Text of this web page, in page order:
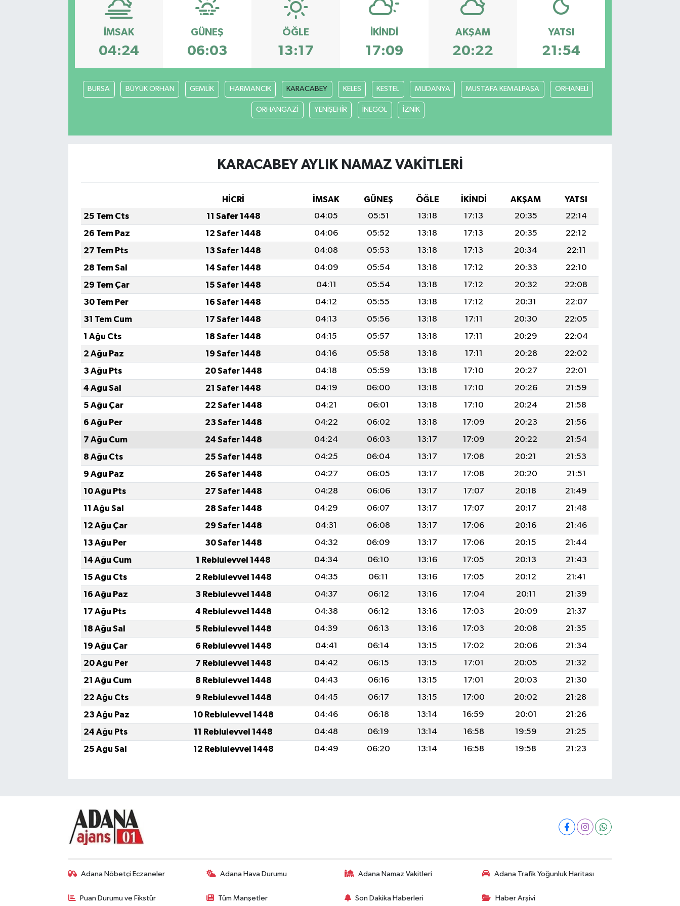
İMSAK
04:24
GÜNEŞ
06:03
ÖĞLE
13:17
İKINDI
17:09
AKŞAM
20:22
YATSI
21:54
BURSA BÜYÜK ORHAN GEMLİK HARMANCIK KARACABEY KELES KESTEL MUDANYA MUSTAFA KEMALPAŞA ORHANELİ
ORHANGAZİ YENİŞEHİR İNEGÖL İZNİK
KARACABEY AYLIK NAMAZ VAKITLERI
HİCRİ İMSAK GÜNEŞ ÖĞLE İKINDI AKŞAM
YATSI
25 Tem Cts
11 Safer 1448 04:05 05:51 13:18 17:13 20:35
22:14
26 Tem Paz
12 Safer 1448 04:06 05:52 13:18 17:13 20:35
22:12
27 Tem Pts
13 Safer 1448 04:08 05:53 13:18 17:13 20:34
22:11
28 Tem Sal
14 Safer 1448 04:09 05:54 13:18 17:12 20:33
22:10
29 Tem Çar
15 Safer 1448 04:11 05:54 13:18 17:12 20:32
22:08
30 Tem Per
16 Safer 1448 04:12 05:55 13:18 17:12 20:31
22:07
31 Tem Cum
17 Safer 1448 04:13 05:56 13:18 17:11 20:30
22:05
1 Ağu Cts
18 Safer 1448 04:15 05:57 13:18 17:11 20:29
22:04
2 Ağu Paz
19 Safer 1448 04:16 05:58 13:18 17:11 20:28
22:02
3 Ağu Pts
20 Safer 1448 04:18 05:59 13:18 17:10 20:27
22:01
4 Ağu Sal
21 Safer 1448 04:19 06:00 13:18 17:10 20:26
21:59
5 Ağu Çar
22 Safer 1448 04:21 06:01 13:18 17:10 20:24
21:58
6 Ağu Per
23 Safer 1448 04:22 06:02 13:18 17:09 20:23
21:56
7 Ağu Cum
24 Safer 1448 04:24 06:03 13:17 17:09 20:22
21:54
8 Ağu Cts
25 Safer 1448 04:25 06:04 13:17 17:08 20:21
21:53
9 Ağu Paz
26 Safer 1448 04:27 06:05 13:17 17:08 20:20
21:51
10 Ağu Pts
27 Safer 1448 04:28 06:06 13:17 17:07 20:18
21:49
11 Ağu Sal
28 Safer 1448 04:29 06:07 13:17 17:07 20:17
21:48
12 Ağu Çar
29 Safer 1448 04:31 06:08 13:17 17:06 20:16
21:46
13 Ağu Per
30 Safer 1448 04:32 06:09 13:17 17:06 20:15
21:44
14 Ağu Cum
1 Rebiulevvel 1448 04:34 06:10 13:16 17:05 20:13
21:43
15 Ağu Cts
2 Rebiulevvel 1448 04:35 06:11 13:16 17:05 20:12
21:41
16 Ağu Paz
3 Rebiulevvel 1448 04:37 06:12 13:16 17:04 20:11
21:39
17 Ağu Pts
4 Rebiulevvel 1448 04:38 06:12 13:16 17:03 20:09
21:37
18 Ağu Sal
5 Rebiulevvel 1448 04:39 06:13 13:16 17:03 20:08
21:35
19 Ağu Çar
6 Rebiulevvel 1448 04:41 06:14 13:15 17:02 20:06
21:34
20 Ağu Per
7 Rebiulevvel 1448 04:42 06:15 13:15 17:01 20:05
21:32
21 Ağu Cum
8 Rebiulevvel 1448 04:43 06:16 13:15 17:01 20:03
21:30
22 Ağu Cts
9 Rebiulevvel 1448 04:45 06:17 13:15 17:00 20:02
21:28
23 Ağu Paz
10 Rebiulevvel 1448 04:46 06:18 13:14 16:59 20:01
21:26
24 Ağu Pts
11 Rebiulevvel 1448 04:48 06:19 13:14 16:58 19:59
21:25
25 Ağu Sal
12 Rebiulevvel 1448 04:49 06:20 13:14 16:58 19:58 21:23
Adana Nöbetçi Eczaneler Adana Hava Durumu Adana Namaz Vakitleri Adana Trafik Yoğunluk Haritası
Puan Durumu ve Fikstür Tüm Manşetler Son Dakika Haberleri Haber Arşivi